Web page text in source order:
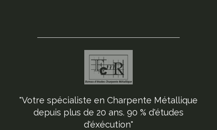
"Votre spécialiste en Charpente Métallique
depuis plus de 20 ans. 90 % d'études
d'éxécution"